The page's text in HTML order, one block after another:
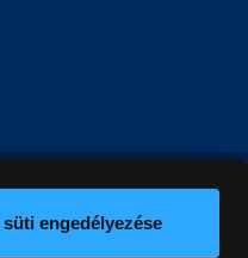
engedélyezése